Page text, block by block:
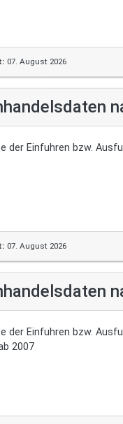
07. August 2026
der Einfuhren bzw.
07. August 2026
der Einfuhren bzw.
2007